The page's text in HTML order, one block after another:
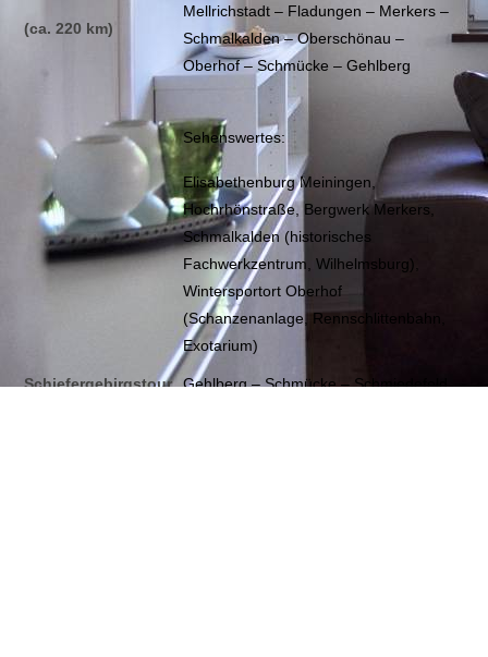
(ca. 220 km)
Mellrichstadt – Fladungen – Merkers –
Schmalkalden – Oberschönau –
Oberhof – Schmücke – Gehlberg
Sehenswertes:
Elisabethenburg Meiningen,
Hochrhönstraße, Bergwerk Merkers,
Schmalkalden (historisches
Fachwerkzentrum, Wilhelmsburg),
Wintersportort Oberhof
(Schanzenanlage, Rennschlittenbahn,
Exotarium)
Schiefergebirgstour
Gehlberg – Schmücke – Schmiedefeld